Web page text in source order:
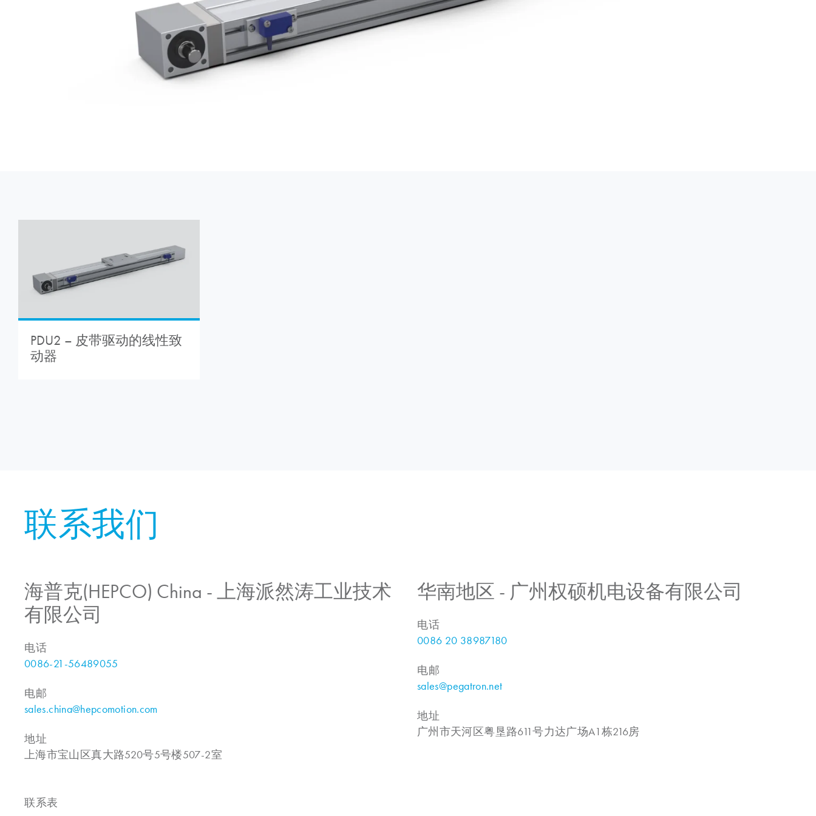
PDU2 – 皮带驱动的线性致
动器
联系我们
海普克(HEPCO) China - 上海派然涛工业技术
有限公司
电话
0086-21-56489055
电邮
sales.china@hepcomotion.com
地址
上海市宝山区真大路520号5号楼507-2室
华南地区 - 广州权硕机电设备有限公司
电话
0086 20 38987180
电邮
sales@pegatron.net
地址
广州市天河区粤垦路611号力达广场A1栋216房
联系表